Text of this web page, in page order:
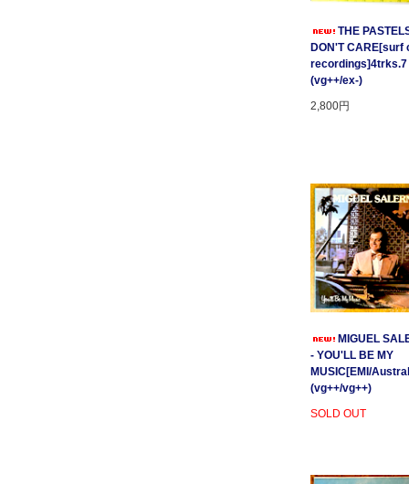
THE
DON'T CARE[surf
recordings]4trks.7
(vg++/ex-)
2,800円
MIGUEL
- YOU'LL BE MY
MUSIC[EMI/
(vg++/vg++)
SOLD OUT